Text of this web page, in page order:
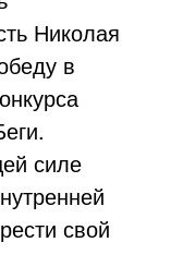
Николая
в
силе
свой